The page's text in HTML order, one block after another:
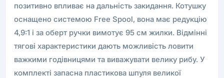
позитивно впливає на дальність закидання. Котушку
оснащено системою Free Spool, вона має редукцію
4,9:1 і за оберт ручки вимотує 95 см жилки. Відмінні
тягові характеристики дають можливість ловити
важкими годівницями та виважувати велику рибу. У
комплекті запасна пластикова шпуля великої